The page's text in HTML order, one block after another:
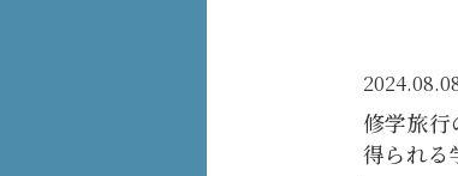
修学旅
得られる